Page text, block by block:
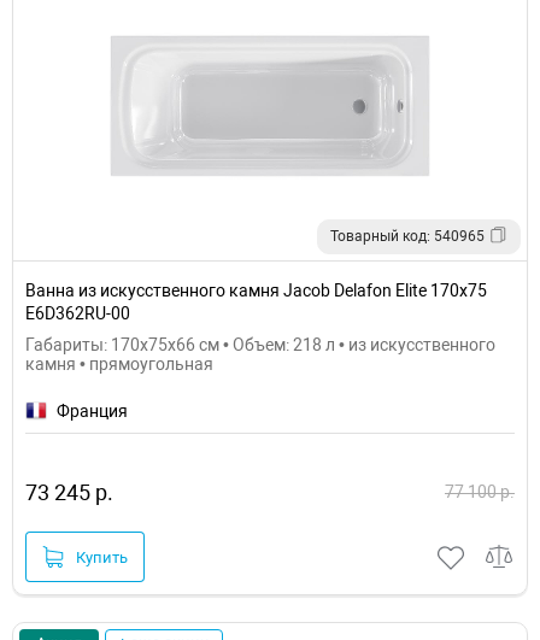
Товарный код: 540965
Ванна из искусственного камня Jacob Delafon Elite 170x75
E6D362RU-00
Габариты: 170x75x66 см • Объем: 218 л • из искусственного
камня • прямоугольная
Франция
73 245 р. 77 100 р.
Купить